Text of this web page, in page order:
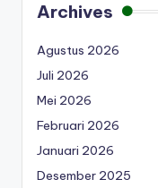
Archives
Agustus 2026
Juli 2026
Mei 2026
Februari 2026
Januari 2026
Desember 2025